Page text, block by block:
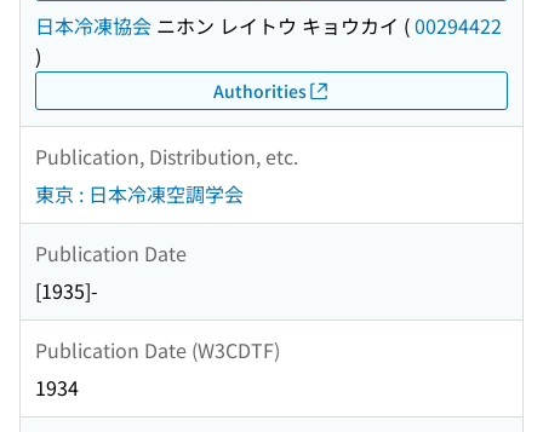
日本冷凍協会 ニホン レイトウ キョウカイ (00294422
)
Authorities
Publication, Distribution, etc.
東京 : 日本冷凍空調学会
Publication Date
[1935]-
Publication Date (W3CDTF)
1934